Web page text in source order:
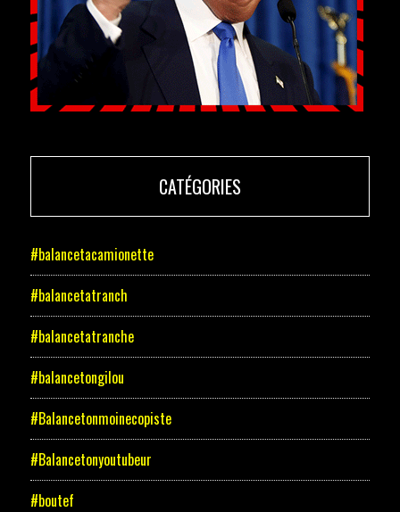
CATÉGORIES
#balancetacamionette
#balancetatranch
#balancetatranche
#balancetongilou
#Balancetonmoinecopiste
#Balancetonyoutubeur
#boutef